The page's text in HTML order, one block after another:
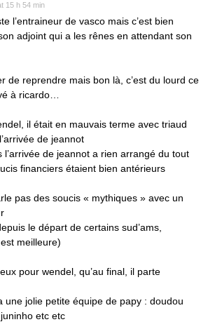
15 h 54 min
l’entraineur de vasco mais c’est bien
adjoint qui a les rênes en attendant son
de reprendre mais bon là, c’est du lourd ce
à ricardo…
il était en mauvais terme avec triaud
de jeannot
l’arrivée de jeannot a rien arrangé du tout
financiers étaient bien antérieurs
pas des soucis « mythiques » avec un
le départ de certains sud’ams,
meilleure)
pour wendel, qu’au final, il parte
une jolie petite équipe de papy : doudou
etc etc